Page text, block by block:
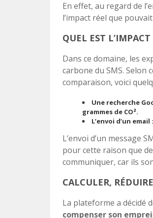
En effet, au regard de
l’impact réel que
QUEL EST
Dans ce domaine, les
carbone du SMS. Selon
comparaison, voici
Une recherche
grammes de CO².
L’envoi d’un email :
L’envoi d’un message
pour cette raison que de
communiquer, car ils
CALCULER,
La plateforme a décidé
compenser son